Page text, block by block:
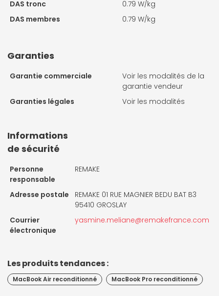
DAS tronc
0.79 W/kg
DAS membres
0.79 W/kg
Garanties
Garantie commerciale
Voir les modalités de la
garantie vendeur
Garanties légales
Voir les modalités
Informations
de sécurité
Personne
responsable
REMAKE
Adresse postale
REMAKE 01 RUE MAGNIER BEDU BAT B3
95410 GROSLAY
Courrier
électronique
yasmine.meliane@remakefrance.com
Les produits tendances :
MacBook Air reconditionné MacBook Pro reconditionné